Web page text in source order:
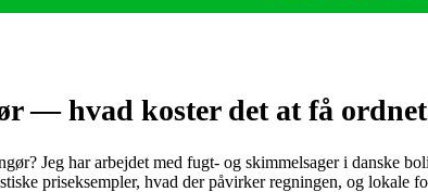
— hvad koster det at få
Jeg har arbejdet med fugt- og skimmelsager i danske
priseksempler, hvad der påvirker regningen, og lokale